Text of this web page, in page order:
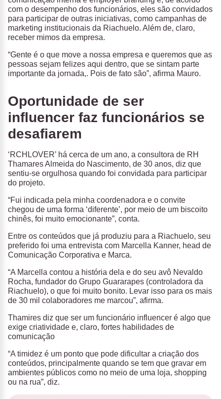
com o desempenho dos funcionários, eles são convidados
para participar de outras iniciativas, como campanhas de
marketing institucionais da Riachuelo. Além de, claro,
receber mimos da empresa.
“Gente é o que move a nossa empresa e queremos que as
pessoas sejam felizes aqui dentro, que se sintam parte
importante da jornada,. Pois de fato são”, afirma Mauro.
Oportunidade de ser
influencer faz funcionários se
desafiarem
‘RCHLOVER’ há cerca de um ano, a consultora de RH
Thamares Almeida do Nascimento, de 30 anos, diz que
sentiu-se orgulhosa quando foi convidada para participar
do projeto.
“Fui indicada pela minha coordenadora e o convite
chegou de uma forma ‘diferente’, por meio de um biscoito
chinês, foi muito emocionante”, conta.
Entre os conteúdos que já produziu para a Riachuelo, seu
preferido foi uma entrevista com Marcella Kanner, head de
Comunicação Corporativa e Marca.
“A Marcella contou a história dela e do seu avô Nevaldo
Rocha, fundador do Grupo Guararapes (controladora da
Riachuelo), o que foi muito bonito. Levar isso para os mais
de 30 mil colaboradores me marcou”, afirma.
Thamires diz que ser um funcionário influencer é algo que
exige criatividade e, claro, fortes habilidades de
comunicação
“A timidez é um ponto que pode dificultar a criação dos
conteúdos, principalmente quando se tem que gravar em
ambientes públicos como no meio de uma loja, shopping
ou na rua”, diz.